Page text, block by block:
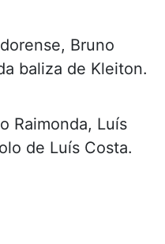
Bruno
baliza de Kleiton.
Raimonda, Luís
de Luís Costa.